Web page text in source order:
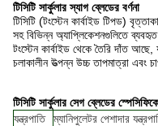
টিসিটি সার্কুলার স্যাগ ব্লেডের বর্ণনা
টিসিটি (টংস্টেন কার্বাইড টিপড)
সহ বিভিন্ন অ্যাপ্লিকেশনগুলিতে
টংস্টেন কার্বাইড থেকে তৈরি দাঁত
চলাকালীন উত্পন্ন উচ্চ তাপমাত্রা এবং
টিসিটি সার্কুলার সেগ ব্লেডের
যন্ত্রপাতি
ম্যানিপুলেটর পেশাদার